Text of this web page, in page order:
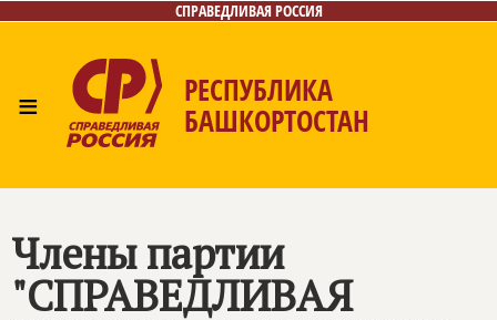
СПРАВЕДЛИВАЯ РОССИЯ
≡ РЕСПУБЛИКА
БАШКОРТОСТАН
Члены партии
"СПРАВЕДЛИВАЯ